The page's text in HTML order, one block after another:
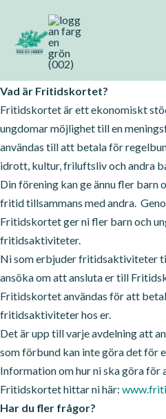
innehåll
Fritidskortet
Vad är Fritidskortet?
Fritidskortet är ett ekonomiskt
ungdomar möjlighet till en
användas till att betala för
idrott, kultur, friluftsliv och andra
Din förening kan ge ännu fler barn
fritid tillsammans med andra.
Fritidskortet ger ni fler barn och
fritidsaktiviteter.
Ni som erbjuder fritidsaktiviteter
ansöka om att ansluta er till
Fritidskortet användas för att
fritidsaktiviteter hos er.
Det är upp till varje avdelning att
som förbund kan inte göra det för
Information om hur ni ska göra för
Fritidskortet hittar ni här:
Har du fler frågor?